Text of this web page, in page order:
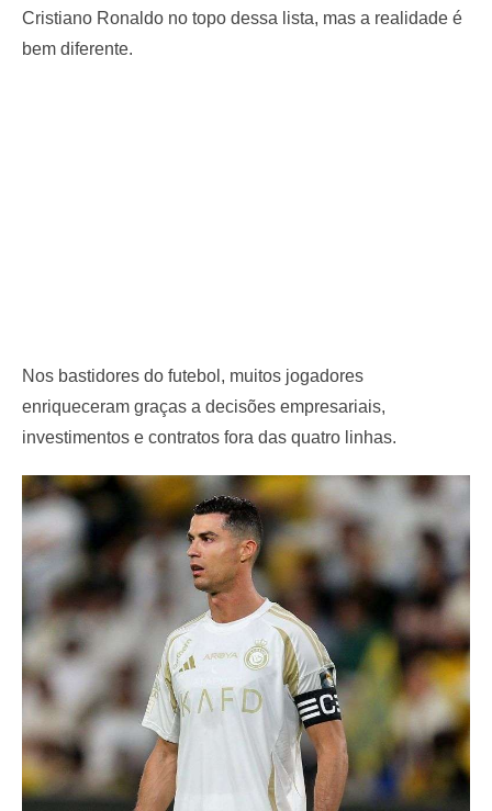
Cristiano Ronaldo no topo dessa lista, mas a realidade é
bem diferente.
Nos bastidores do futebol, muitos jogadores
enriqueceram graças a decisões empresariais,
investimentos e contratos fora das quatro linhas.